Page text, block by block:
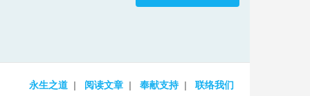
永生之道 阅读文章 奉献支持 联络我们